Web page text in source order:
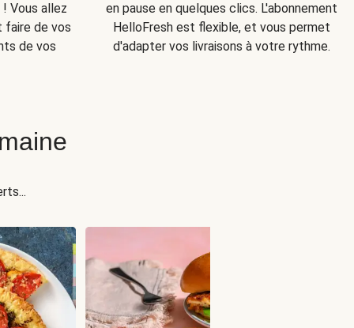
Vous allez
faire de vos
de vos
en pause en quelques clics. L'abonnement
HelloFresh est flexible, et vous permet
d'adapter vos livraisons à votre rythme.